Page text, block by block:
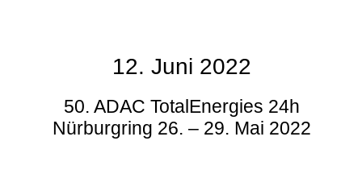
12. Juni 2022
50. ADAC TotalEnergies 24h
Nürburgring 26. – 29. Mai 2022